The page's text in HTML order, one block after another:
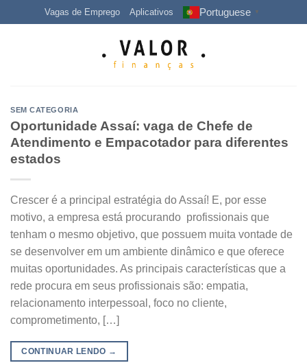
to
Vagas de Emprego Aplicativos Portuguese ▼
SEM CATEGORIA
Oportunidade Assaí: vaga de Chefe de
Atendimento e Empacotador para diferentes
estados
Crescer é a principal estratégia do Assaí! E, por esse
motivo, a empresa está procurando profissionais que
tenham o mesmo objetivo, que possuem muita vontade de
se desenvolver em um ambiente dinâmico e que oferece
muitas oportunidades. As principais características que a
rede procura em seus profissionais são: empatia,
relacionamento interpessoal, foco no cliente,
comprometimento, […]
CONTINUAR LENDO →